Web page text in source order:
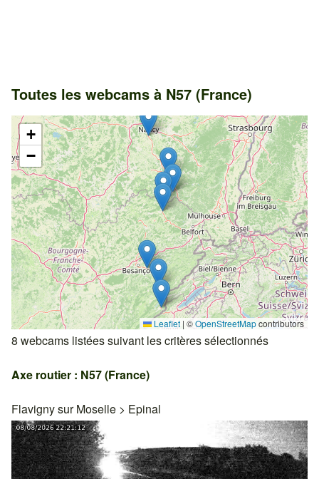
Toutes les webcams à N57 (France)
+
−
Leaflet | ©OpenStreetMapcontributors
8 webcams listées suivant les critères sélectionnés
Axe routier : N57 (France)
Flavigny sur Moselle > Epinal